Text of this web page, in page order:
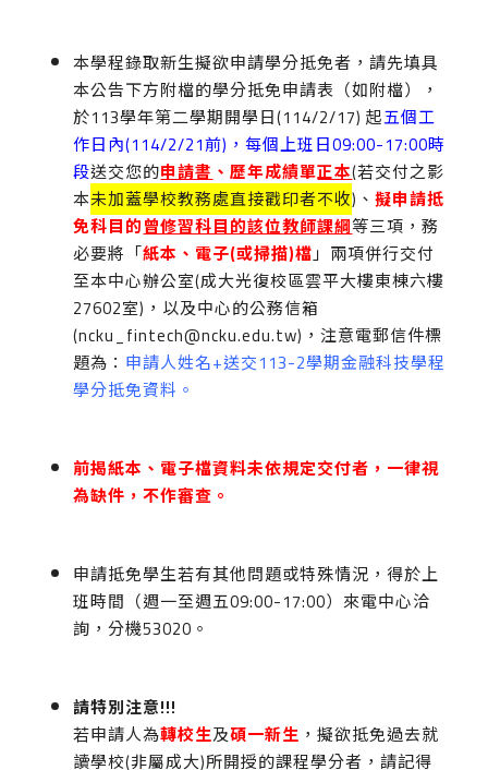
本學程錄取新生擬欲申請學分抵免者，請先填具
本公告下方附檔的學分抵免申請表（如附檔），
於113學年第二學期開學日(114/2/17) 起五個工
作日內(114/2/21前)，每個上班日09:00-17:00時
段送交您的申請書、歷年成績單正本(若交付之影
本未加蓋學校教務處直接戳印者不收)、擬申請抵
免科目的曾修習科目的該位教師課綱等三項，務
必要將「紙本、電子(或掃描)檔」兩項併行交付
至本中心辦公室(成大光復校區雲平大樓東棟六樓
27602室)，以及中心的公務信箱
(ncku_fintech@ncku.edu.tw)，注意電郵信件標
題為： 申請人姓名+送交113-2學期金融科技學程
學分抵免資料。
前揭紙本、電子檔資料未依規定交付者，一律視
為缺件，不作審查。
申請抵免學生若有其他問題或特殊情況，得於上
班時間（週一至週五09:00-17:00）來電中心洽
詢，分機53020。
請特別注意!!!
若申請人為轉校生及碩一新生 ，擬欲抵免過去就
讀學校(非屬成大)所開授的課程學分者，請記得